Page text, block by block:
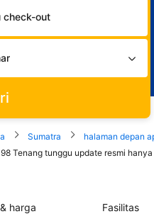
check-out
Sumatra
halaman depan
Tenang tunggu update resmi
harga Fasilitas